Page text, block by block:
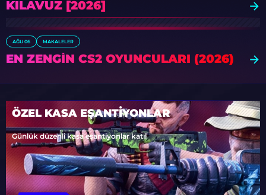
KILAVUZ [2026]
AĞU 06 MAKALELER
EN ZENGIN CS2 OYUNCULARI (2026)
ÖZEL KASA EŞANTİYONLAR
Günlük düzenli kasa eşantiyonlar katıl